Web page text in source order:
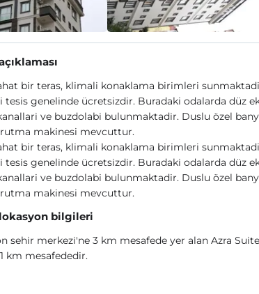
bir teras, klimali konaklama birimleri
tesis genelinde ücretsizdir. Buradaki odalarda düz
ve buzdolabi bulunmaktadir. Duslu özel
makinesi mevcuttur.
bir teras, klimali konaklama birimleri
tesis genelinde ücretsizdir. Buradaki odalarda düz
ve buzdolabi bulunmaktadir. Duslu özel
makinesi mevcuttur.
bilgileri
sehir merkezi'ne 3 km mesafede yer alan Azra
km mesafededir.